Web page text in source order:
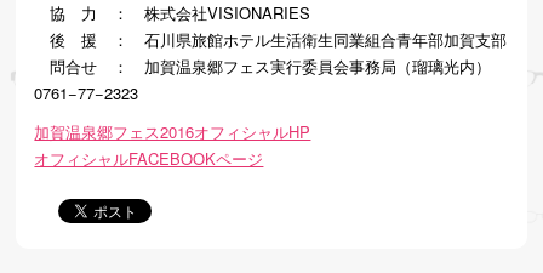
協 力 ： 株式会社VISIONARIES
後 援 ： 石川県旅館ホテル生活衛生同業組合青年部加賀支部
問合せ ： 加賀温泉郷フェス実行委員会事務局（瑠璃光内）
0761−77−2323
加賀温泉郷フェス2016オフィシャルHP
オフィシャルFACEBOOKページ